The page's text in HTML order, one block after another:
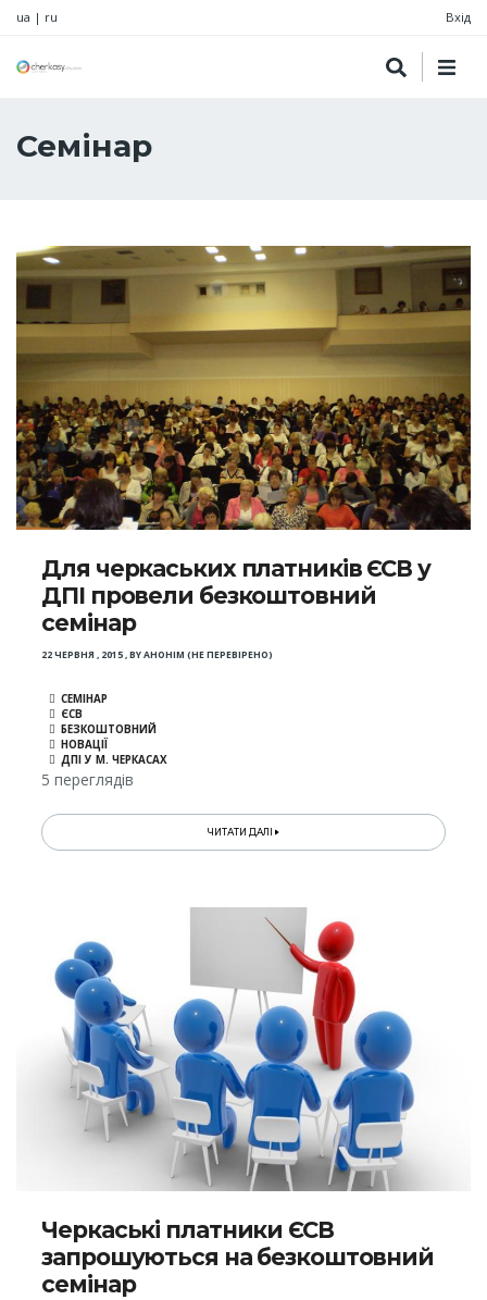
ua | ru Вхід
Семінар
Для черкаських платників ЄСВ у
ДПІ провели безкоштовний
семінар
22 ЧЕРВНЯ , 2015,BYАНОНІМ (НЕ ПЕРЕВІРЕНО)
СЕМІНАР
ЄСВ
БЕЗКОШТОВНИЙ
НОВАЦІЇ
ДПІ У М. ЧЕРКАСАХ
5 переглядів
ЧИТАТИ ДАЛІ
Черкаські платники ЄСВ
запрошуються на безкоштовний
семінар